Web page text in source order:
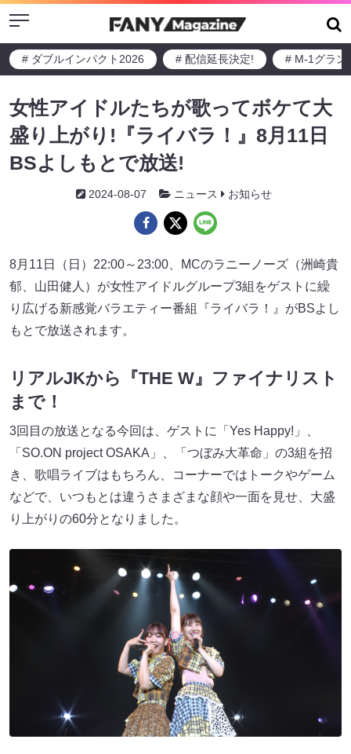
Menu
# ダブルインパクト2026 # 配信延長決定! # M-1グラン
女性アイドルたちが歌ってボケて大
盛り上がり!『ライバラ！』8月11日
BSよしもとで放送!
2024-08-07 ニュース お知らせ
8月11日（日）22:00～23:00、MCのラニーノーズ（洲崎貴
郁、山田健人）が女性アイドルグループ3組をゲストに繰
り広げる新感覚バラエティー番組『ライバラ！』がBSよし
もとで放送されます。
リアルJKから『THE W』ファイナリスト
まで！
3回目の放送となる今回は、ゲストに「Yes Happy!」、
「SO.ON project OSAKA」、「つぼみ大革命」の3組を招
き、歌唱ライブはもちろん、コーナーではトークやゲーム
などで、いつもとは違うさまざまな顔や一面を見せ、大盛
り上がりの60分となりました。